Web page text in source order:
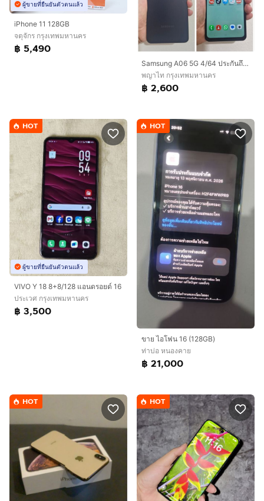
ผู้ขายที่ยืนยันตัวตนแล้ว
iPhone 11 128GB
จตุจักร กรุงเทพมหานคร
฿ 5,490
Samsung A06 5G 4/64 ประกันถึง 2 5 27
พญาไท กรุงเทพมหานคร
฿ 2,600
HOT
ผู้ขายที่ยืนยันตัวตนแล้ว
VIVO Y 18 8+8/128 แอนดรอยด์ 16
ประเวศ กรุงเทพมหานคร
฿ 3,500
HOT
ขาย ไอโฟน 16 (128GB)
ท่าบ่อ หนองคาย
฿ 21,000
HOT HOT